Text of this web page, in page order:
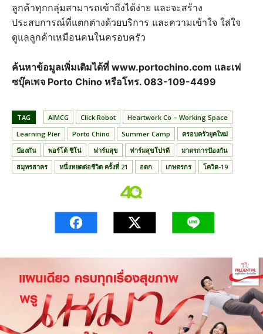
ลูกค้าทุกกลุ่มสามารถเข้าถึงได้ง่าย และจะสร้าง
ประสบการณ์ที่แตกต่างด้วยบริการ และความเข้าใจ ใส่ใจ
ดูแลลูกค้าเหมือนคนในครอบครัว
ค้นหาข้อมูลเพิ่มเติมได้ที่ www.portochino.com และเฟ
ซบุ๊คเพจ Porto Chino หรือโทร. 083-109-4499
TAG AIMCG Click Robot
Heartwork Co – Working Space
Learning Pier
Porto Chino Summer Camp
ครอบครัวยุคใหม่
ป้องกัน
พอร์โต้ ชิโน่ ฟาร์มสุข ฟาร์มสุขโปรดี
มาตรการป้องกัน
สมุทรสาคร
หนึ่งหยดต่อชีวิต ครั้งที่ 21 อตก. เกษตรกร โควิด-19